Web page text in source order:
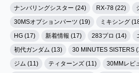
ナンバリングシスター (24)
RX-78 (22)
30MSオプションパーツ (19)
ミキシング
HG (17)
新着情報 (17) 283プロ (14)
初代ガンダム (13)
30 MINUTES SISTERS
ジム (11)
ティターンズ (11)
30MMレビ